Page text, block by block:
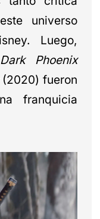
universo
Luego,
Phoenix
fueron
franquicia